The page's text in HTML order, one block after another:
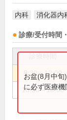
内科 消化器内
診療/受付時間
8:30～12:00
13:30～18:00
お盆(8月中旬
に必ず医療機